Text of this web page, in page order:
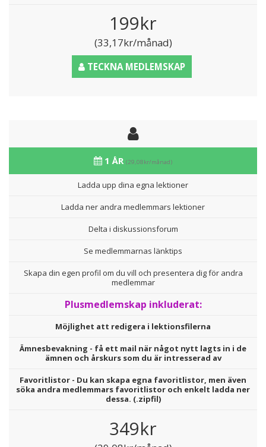
199kr
(33,17kr/månad)
TECKNA MEDLEMSKAP
1 ÅR (29,08kr/månad)
Ladda upp dina egna lektioner
Ladda ner andra medlemmars lektioner
Delta i diskussionsforum
Se medlemmarnas länktips
Skapa din egen profil om du vill och presentera dig för andra
medlemmar
Plusmedlemskap inkluderat:
Möjlighet att redigera i lektionsfilerna
Ämnesbevakning - få ett mail när något nytt lagts in i de
ämnen och årskurs som du är intresserad av
Favoritlistor - Du kan skapa egna favoritlistor, men även
söka andra medlemmars favoritlistor och enkelt ladda ner
dessa. (.zipfil)
349kr